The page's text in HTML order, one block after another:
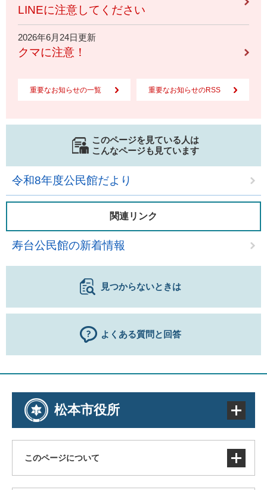
LINEに注意してください
2026年6月24日更新
クマに注意！
重要なお知らせの一覧 重要なお知らせのRSS
このページを見ている人は
こんなページも見ています
令和8年度公民館だより
関連リンク
寿台公民館の新着情報
見つからないときは
よくある質問と回答
松本市役所
このページについて